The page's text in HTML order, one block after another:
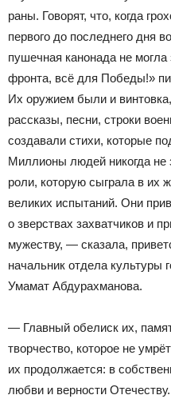
раны. Говорят, что, когда
первого до последнего дня
пушечная канонада не могла
фронта, всё для Победы!»
Их оружием были и
рассказы, песни, строки
создавали стихи, которые
Миллионы людей никогда не
роли, которую сыграла в их
великих испытаний. Они
о зверствах захватчиков и
мужеству, — сказала,
начальник отдела культуры
Умамат Абдурахманова.
— Главный обелиск их,
творчество, которое не
их продолжается: в
любви и верности